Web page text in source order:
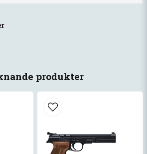
produkter
eller i de nationella
om denna produkten...